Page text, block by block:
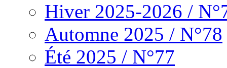
Hiver 2025-2026 /
Automne 2025 / N°78
Été 2025 / N°77